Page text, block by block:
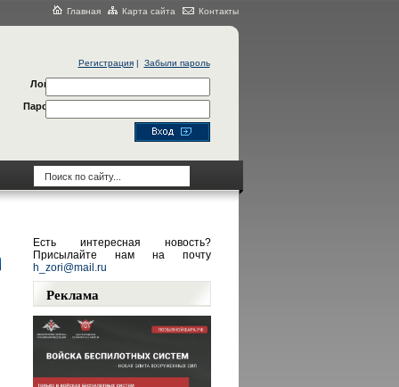
Главная Карта сайта Контакты
Регистрация| Забыли пароль
Логин
Пароль
Есть интересная новость?
Присылайте нам на почту
h_zori@mail.ru
Реклама